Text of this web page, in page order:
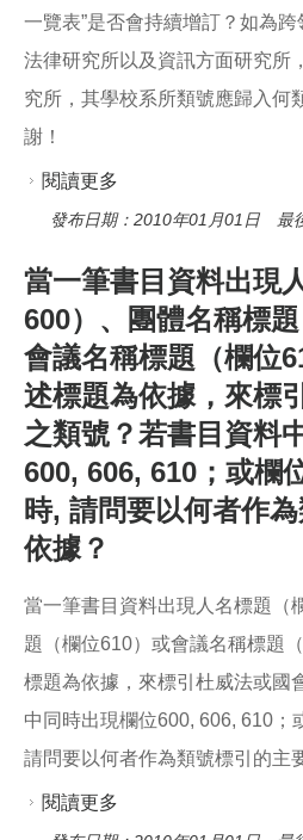
一覽表”是否會持續增訂？如為
法律研究所以及資訊方面研究所
究所，其學校系所類號應歸入何
謝！
閱讀更多
論文學校系所一覽表”
研究所，例如資訊系
所類號應歸入何類為
發布日期：2010年01月01日 最
當一筆書目資料出現
600）、團體名稱標
會議名稱標題（欄位
述標題為依據，來標
之類號？若書目資料
600, 606, 610；或欄
時, 請問要以何者作
依據？
當一筆書目資料出現人名標題（
題（欄位610）或會議名稱標題
標題為依據，來標引杜威法或國
中同時出現欄位600, 606, 610；
請問要以何者作為類號標引的主
閱讀更多